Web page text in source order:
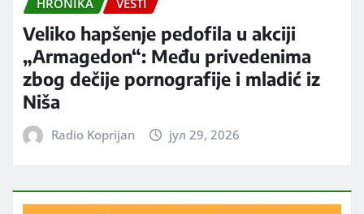
HRONIKA VESTI
Veliko hapšenje pedofila u akciji
„Armagedon“: Među privedenima
zbog dečije pornografije i mladić iz
Niša
Radio Koprijan јул 29, 2026